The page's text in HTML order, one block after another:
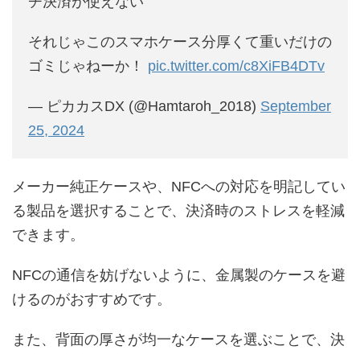
それじゃこのスマホケース分厚くて重いだけの
ゴミじゃねーか！ pic.twitter.com/c8XiFB4DTv
— ピカカスDX (@Hamtaroh_2018) September
25, 2024
メーカー純正ケースや、NFCへの対応を明記してい
る製品を選択することで、決済時のストレスを軽減
できます。
NFCの通信を妨げないように、金属製のケースを避
けるのがおすすめです。
また、背面の厚さが均一なケースを選ぶことで、決